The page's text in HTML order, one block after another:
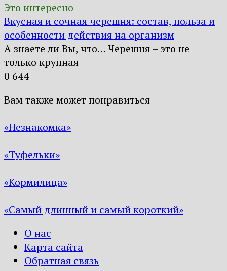
Это интересно
Вкусная и сочная черешня: состав, польза и
особенности действия на организм
А знаете ли Вы, что… Черешня – это не
только крупная
0 644
Вам также может понравиться
«Незнакомка»
«Туфельки»
«Кормилица»
«Самый длинный и самый короткий»
О нас
Карта сайта
Обратная связь